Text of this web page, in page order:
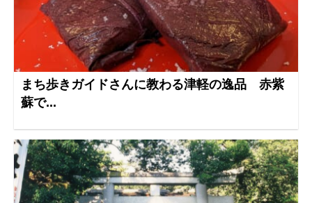
まち歩きガイドさんに教わる津軽の逸品 赤紫
蘇で...